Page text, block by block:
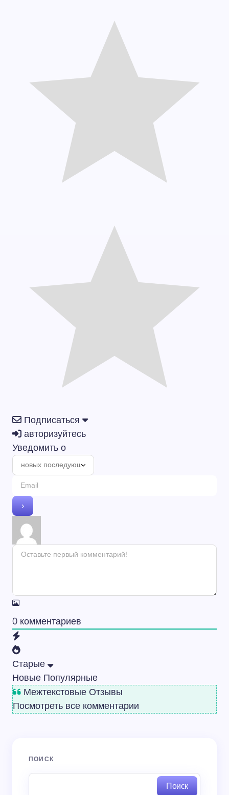
Подписаться
авторизуйтесь
Уведомить о
0комментариев
Старые
НовыеПопулярные
Межтекстовые Отзывы
Посмотреть все комментарии
ПОИСК
Поиск